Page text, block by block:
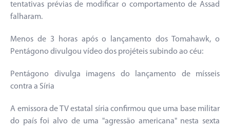
tentativas prévias de modificar o comportamento de Assad
falharam.
Menos de 3 horas após o lançamento dos Tomahawk, o
Pentágono divulgou vídeo dos projéteis subindo ao céu:
Pentágono divulga imagens do lançamento de mísseis
contra a Síria
A emissora de TV estatal síria confirmou que uma base militar
do país foi alvo de uma "agressão americana" nesta sexta